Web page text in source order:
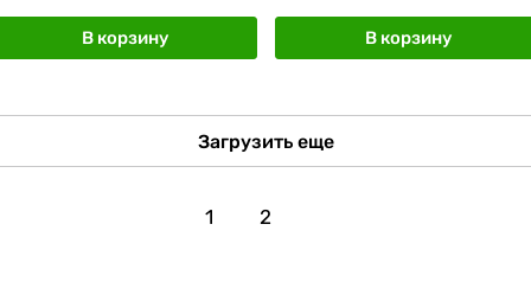
В корзину В корзину
Загрузить еще
1 2